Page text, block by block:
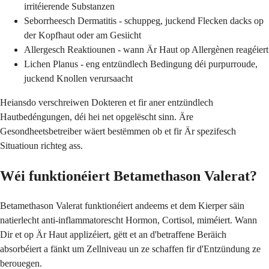
irritéierende Substanzen
Seborrheesch Dermatitis - schuppeg, juckend Flecken dacks op
der Kopfhaut oder am Gesiicht
Allergesch Reaktiounen - wann Är Haut op Allergènen reagéiert
Lichen Planus - eng entzündlech Bedingung déi purpurroude,
juckend Knollen verursaacht
Heiansdo verschreiwen Dokteren et fir aner entzündlech
Hautbedéngungen, déi hei net opgelëscht sinn. Äre
Gesondheetsbetreiber wäert bestëmmen ob et fir Är spezifesch
Situatioun richteg ass.
Wéi funktionéiert Betamethason Valerat?
Betamethason Valerat funktionéiert andeems et dem Kierper säin
natierlecht anti-inflammatorescht Hormon, Cortisol, miméiert. Wann
Dir et op Är Haut applizéiert, gëtt et an d'betraffene Beräich
absorbéiert a fänkt um Zellniveau un ze schaffen fir d'Entzündung ze
berouegen.